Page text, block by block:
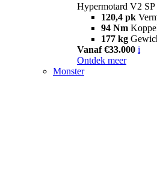
Hypermotard V2 SP
120,4 pk
94 Nm
177 kg
Vanaf €33.000 i
Ontdek meer
Monster